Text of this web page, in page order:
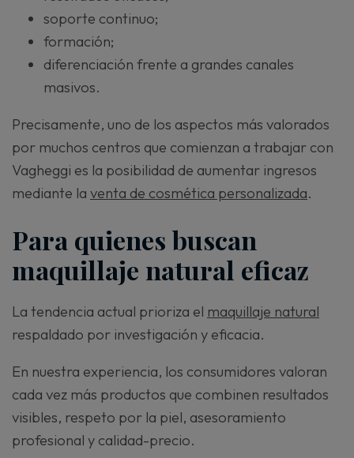
soporte continuo;
formación;
diferenciación frente a grandes canales
masivos.
Precisamente, uno de los aspectos más valorados
por muchos centros que comienzan a trabajar con
Vagheggi es la posibilidad de aumentar ingresos
mediante la venta de cosmética personalizada.
Para quienes buscan
maquillaje natural eficaz
La tendencia actual prioriza el maquillaje natural
respaldado por investigación y eficacia.
En nuestra experiencia, los consumidores valoran
cada vez más productos que combinen resultados
visibles, respeto por la piel, asesoramiento
profesional y calidad-precio.